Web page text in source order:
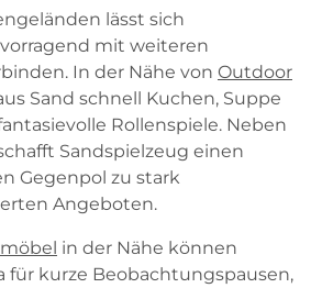
lässt sich
mit weiteren
In der Nähe von Outdoor
Sand schnell Kuchen, Suppe
Rollenspiele. Neben
Sandspielzeug einen
Gegenpol zu stark
Angeboten.
in der Nähe können
für kurze Beobachtungspausen,